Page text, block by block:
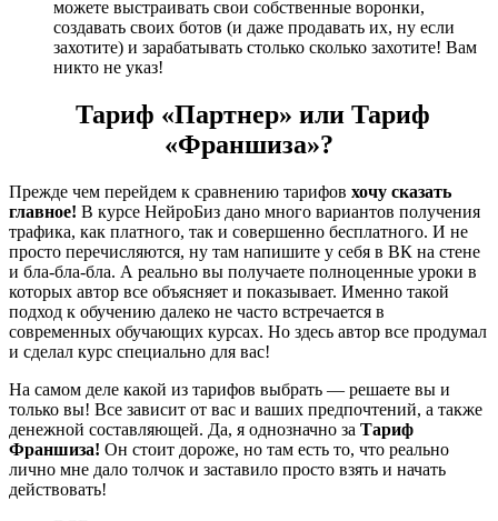
можете выстраивать свои собственные воронки,
создавать своих ботов (и даже продавать их, ну если
захотите) и зарабатывать столько сколько захотите! Вам
никто не указ!
Тариф «Партнер» или Тариф
«Франшиза»?
Прежде чем перейдем к сравнению тарифов хочу сказать
главное! В курсе НейроБиз дано много вариантов получения
трафика, как платного, так и совершенно бесплатного. И не
просто перечисляются, ну там напишите у себя в ВК на стене
и бла-бла-бла. А реально вы получаете полноценные уроки в
которых автор все объясняет и показывает. Именно такой
подход к обучению далеко не часто встречается в
современных обучающих курсах. Но здесь автор все продумал
и сделал курс специально для вас!
На самом деле какой из тарифов выбрать — решаете вы и
только вы! Все зависит от вас и ваших предпочтений, а также
денежной составляющей. Да, я однозначно за Тариф
Франшиза! Он стоит дороже, но там есть то, что реально
лично мне дало толчок и заставило просто взять и начать
действовать!